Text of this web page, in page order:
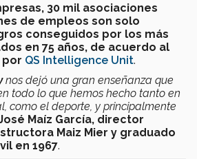
30 mil asociaciones
de empleos son solo
conseguidos por los más
en 75 años, de acuerdo al
por QS Intelligence Unit.
nos dejó una gran enseñanza que
todo lo que hemos hecho tanto en
como el deporte, y principalmente
Maíz García, director
Maiz Mier y graduado
en 1967.